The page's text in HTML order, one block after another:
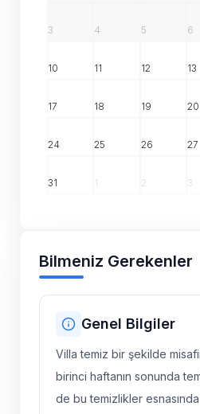
3 4 5 6
10 11 12 13
17 18 19 20
24 25 26 27
31 1 2 3
Bilmeniz Gerekenler
Genel Bilgiler
Villa temiz bir şekilde
birinci haftanın sonunda
de bu temizlikler esnasında